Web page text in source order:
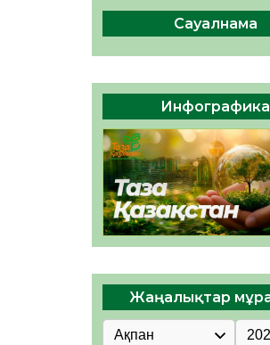
Руслан Рүстемұлы
әкімінің кеңесшісі
тағайындалды
05.08.2026
Сауалнама
Инфографика
Жаңалықтар